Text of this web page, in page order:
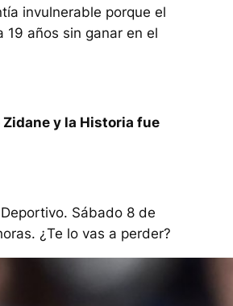
invulnerable porque el
19 años sin ganar en el
Zidane y la Historia fue
Sábado 8 de
¿Te lo vas a perder?